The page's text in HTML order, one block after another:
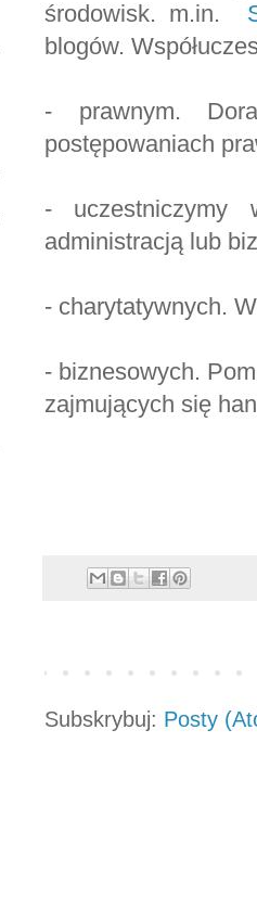
środowisk. m.in.
blogów.
- prawnym.
postępowaniach
-
administracją lub
- charytatywnych.
- biznesowych.
zajmujących się
Subskrybuj: Posty